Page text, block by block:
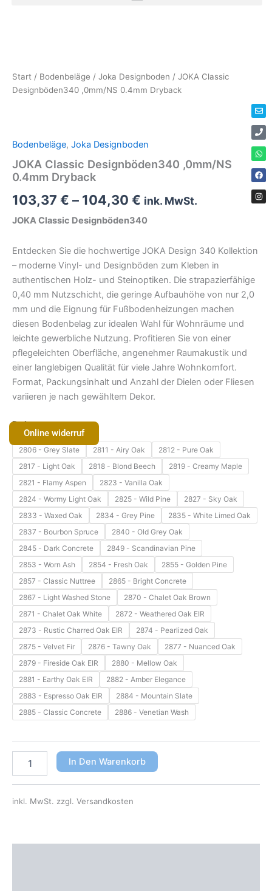
Start / Bodenbeläge / Joka Designboden / JOKA Classic
Designböden340 ,0mm/NS 0.4mm Dryback
Bodenbeläge, Joka Designboden
JOKA Classic Designböden340 ,0mm/NS
0.4mm Dryback
103,37 € – 104,30 € ink. MwSt.
JOKA Classic Designböden340
Entdecken Sie die hochwertige JOKA Design 340 Kollektion
– moderne Vinyl- und Designböden zum Kleben in
authentischen Holz- und Steinoptiken. Die strapazierfähige
0,40 mm Nutzschicht, die geringe Aufbauhöhe von nur 2,0
mm und die Eignung für Fußbodenheizungen machen
diesen Bodenbelag zur idealen Wahl für Wohnräume und
leichte gewerbliche Nutzung. Profitieren Sie von einer
pflegeleichten Oberfläche, angenehmer Raumakustik und
einer langlebigen Qualität für viele Jahre Wohnkomfort.
Format, Packungsinhalt und Anzahl der Dielen oder Fliesen
variieren je nach gewähltem Dekor.
Dekor
2806 - Grey Slate 2811 - Airy Oak
2812 - Pure Oak
2817 - Light Oak
2818 - Blond Beech
2819 - Creamy Maple
2821 - Flamy Aspen
2823 - Vanilla Oak
2824 - Wormy Light Oak
2825 - Wild Pine
2827 - Sky Oak
2833 - Waxed Oak
2834 - Grey Pine
2835 - White Limed Oak
2837 - Bourbon Spruce
2840 - Old Grey Oak
2845 - Dark Concrete
2849 - Scandinavian Pine
2853 - Worn Ash
2854 - Fresh Oak
2855 - Golden Pine
2857 - Classic Nuttree
2865 - Bright Concrete
2867 - Light Washed Stone
2870 - Chalet Oak Brown
2871 - Chalet Oak White
2872 - Weathered Oak EIR
2873 - Rustic Charred Oak EIR
2874 - Pearlized Oak
2875 - Velvet Fir
2876 - Tawny Oak
2877 - Nuanced Oak
2879 - Fireside Oak EIR
2880 - Mellow Oak
2881 - Earthy Oak EIR
2882 - Amber Elegance
2883 - Espresso Oak EIR
2884 - Mountain Slate
2885 - Classic Concrete
2886 - Venetian Wash
0.4mm
Dryback
In Den Warenkorb
inkl. MwSt. zzgl. Versandkosten
Online widerruf